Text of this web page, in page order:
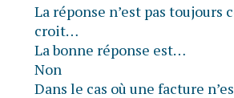
La réponse n’est pas toujours
croit…
La bonne réponse est…
Non
Dans le cas où une facture